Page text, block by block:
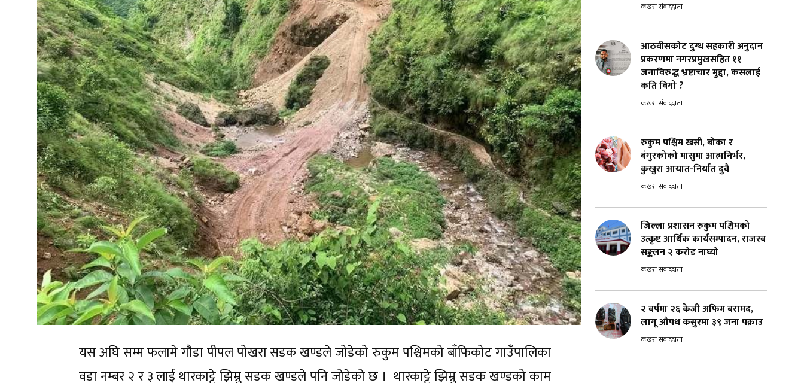
यस अघि सम्म फलामे गौडा पीपल पोखरा सडक खण्डले जोडेको रुकुम पश्चिमको बाँफिकोट गाउँपालिका
वडा नम्बर २ र ३ लाई थारकाट्टे झिम्रु सडक खण्डले पनि जोडेको छ । थारकाट्टे झिम्रु सडक खण्डको काम
कखरा संवाददाता
आठबीसकोट दुग्ध सहकारी अनुदान
प्रकरणमा नगरप्रमुखसहित ११
जनाविरुद्ध भ्रष्टाचार मुद्दा, कसलाई
कति विगो ?
कखरा संवाददाता
रुकुम पश्चिम खसी, बोका र
बंगुरकोको मासुमा आत्मनिर्भर,
कुखुरा आयात-निर्यात दुवै
कखरा संवाददाता
जिल्ला प्रशासन रुकुम पश्चिमको
उत्कृष्ट आर्थिक कार्यसम्पादन, राजस्व
सङ्कलन २ करोड नाघ्यो
कखरा संवाददाता
२ वर्षमा २६ केजी अफिम बरामद,
लागू औषध कसुरमा ३९ जना पक्राउ
कखरा संवाददाता